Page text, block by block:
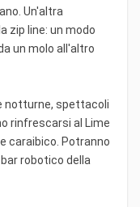
Un'altra
zip line: un modo
un molo all'altro
notturne, spettacoli
rinfrescarsi al Lime
caraibico. Potranno
robotico della